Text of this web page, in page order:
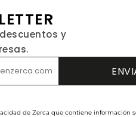
y
de Zerca que contiene información